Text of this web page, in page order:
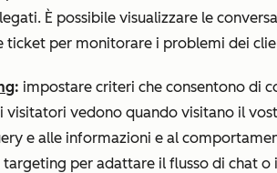
È possibile visualizzare le
ticket per monitorare i problemi dei
: impostare criteri che consentono di
visitatori vedono quando visitano il
e alle informazioni e al
per adattare il flusso di chat